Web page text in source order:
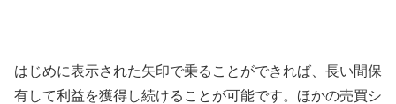
はじめに表示された矢印で乗ることができれば、長い間保
有して利益を獲得し続けることが可能です。ほかの売買シ